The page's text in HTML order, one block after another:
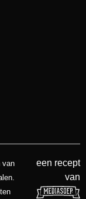
van
een recept
van